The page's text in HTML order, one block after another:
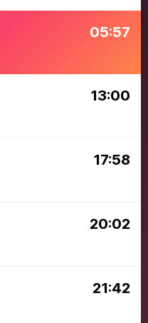
05:57
13:00
17:58
20:02
21:42